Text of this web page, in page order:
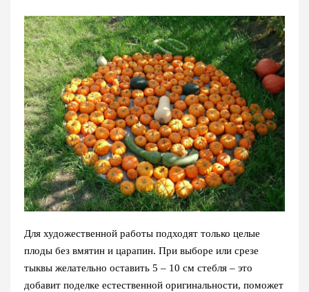
Для художественной работы подходят только целые
плоды без вмятин и царапин. При выборе или срезе
тыквы желательно оставить 5 – 10 см стебля – это
добавит поделке естественной оригинальности, поможет